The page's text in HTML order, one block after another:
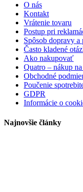
O nás
Kontakt
Vrátenie tovaru
Postup pri
Spôsob dopravy a
Často kladené
Ako nakupovať
Quatro – nákup
Obchodné
Poučenie
GDPR
Informácie o
Najnovšie články